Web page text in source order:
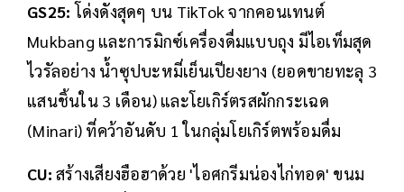
GS25:โด่งดังสุดๆ บน TikTok จากคอนเทนต์
Mukbang และการมิกซ์เครื่องดื่มแบบถุง มีไอเท็มสุด
ไวรัลอย่าง น้ำซุปบะหมี่เย็นเปียงยาง (ยอดขายทะลุ 3
แสนชิ้นใน 3 เดือน) และโยเกิร์ตรสผักกระเฉด
(Minari) ที่คว้าอันดับ 1 ในกลุ่มโยเกิร์ตพร้อมดื่ม
CU: สร้างเสียงฮือฮาด้วย 'ไอศกรีมน่องไก่ทอด' ขนม